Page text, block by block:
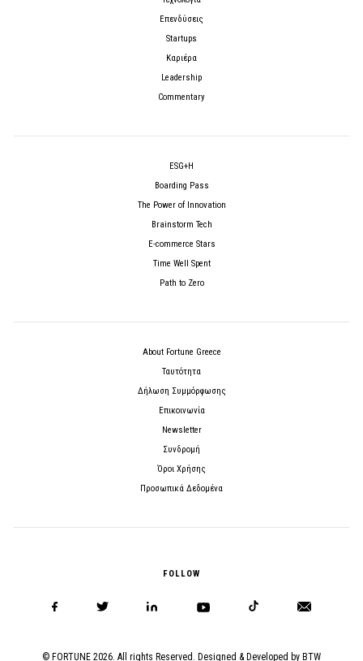
Επενδύσεις
Startups
Καριέρα
Leadership
Commentary
ESG+H
Boarding Pass
The Power of Innovation
Brainstorm Tech
E-commerce Stars
Time Well Spent
Path to Zero
About Fortune Greece
Ταυτότητα
Δήλωση Συμμόρφωσης
Επικοινωνία
Newsletter
Συνδρομή
Όροι Χρήσης
Προσωπικά Δεδομένα
FOLLOW
© FORTUNE 2026. All rights Reserved. Designed & Developed by BTW